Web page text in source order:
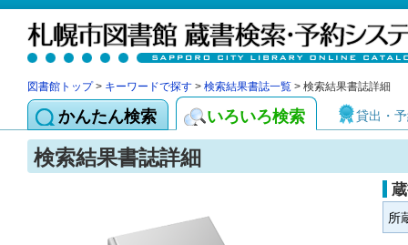
図書館トップ> キーワードで探す > 検索結果書誌一覧 > 検索結果書誌詳細
かんたん検索 いろいろ検索 貸出・
検索結果書誌詳細
所